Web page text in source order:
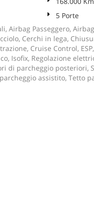
5 Porte
Airbag Passeggero,
Cerchi in lega,
Cruise Control,
Isofix, Regolazione
di parcheggio posteriori,
assistito, Tetto